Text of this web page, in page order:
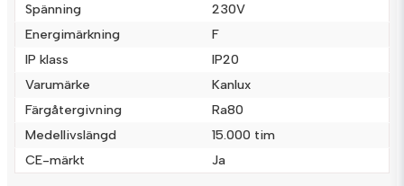
Skicka fråga
Spänning
230V
Energimärkning
F
IP klass
IP20
Varumärke
Kanlux
Färgåtergivning
Ra80
Medellivslängd
15.000 tim
CE-märkt
Ja